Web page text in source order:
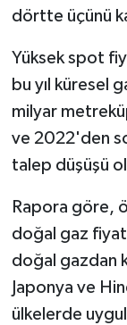
dörtte üçünü
Yüksek spot
bu yıl küresel
milyar
ve 2022'den
talep düşüşü
Rapora göre,
doğal gaz
doğal gazdan
Japonya ve
ülkelerde